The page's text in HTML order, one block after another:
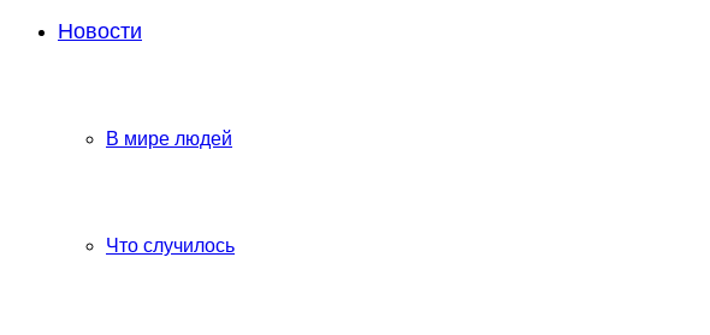
Новости
В мире людей
Что случилось